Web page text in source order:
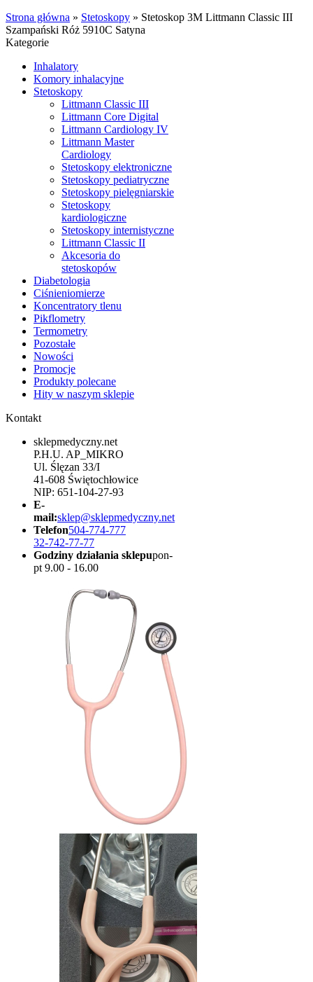
Strona główna » Stetoskopy » Stetoskop 3M Littmann Classic III
Szampański Róż 5910C Satyna
Kategorie
Inhalatory
Komory inhalacyjne
Stetoskopy
Littmann Classic III
Littmann Core Digital
Littmann Cardiology IV
Littmann Master
Cardiology
Stetoskopy elektroniczne
Stetoskopy pediatryczne
Stetoskopy pielęgniarskie
Stetoskopy
kardiologiczne
Stetoskopy internistyczne
Littmann Classic II
Akcesoria do
stetoskopów
Diabetologia
Ciśnieniomierze
Koncentratory tlenu
Pikflometry
Termometry
Pozostałe
Nowości
Promocje
Produkty polecane
Hity w naszym sklepie
Kontakt
sklepmedyczny.net
P.H.U. AP_MIKRO
Ul. Ślęzan 33/I
41-608 Świętochłowice
NIP: 651-104-27-93
E-
mail:sklep@sklepmedyczny.net
Telefon504-774-777
32-742-77-77
Godziny działania sklepupon-
pt 9.00 - 16.00